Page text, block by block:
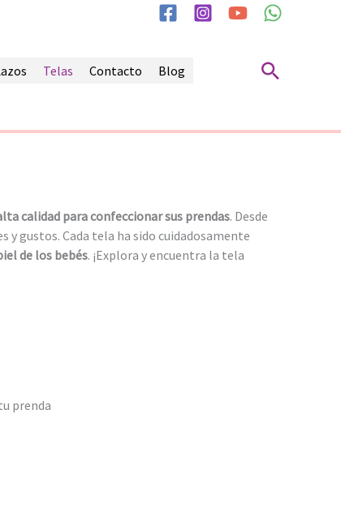
Telas Contacto Blog Buscar
calidad para confeccionar sus prendas. Desde
y gustos. Cada tela ha sido cuidadosamente
de los bebés. ¡Explora y encuentra la tela
prenda